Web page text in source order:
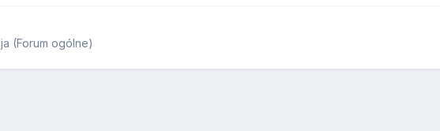
(Forum ogólne)